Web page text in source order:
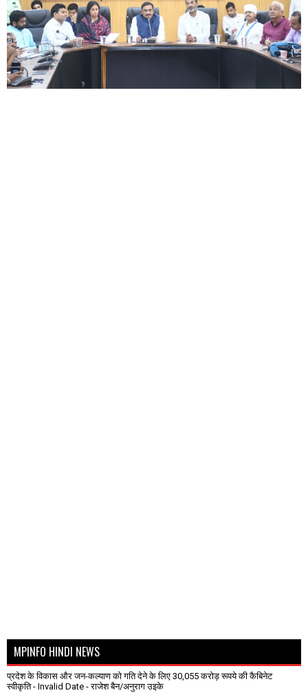
MPINFO HINDI NEWS
प्रदेश के विकास और जन-कल्याण को गति देने के लिए 30,055 करोड़ रूपये की कैबिनेट
स्वीकृति- Invalid Date - राजेश बैन/अनुराग उइके